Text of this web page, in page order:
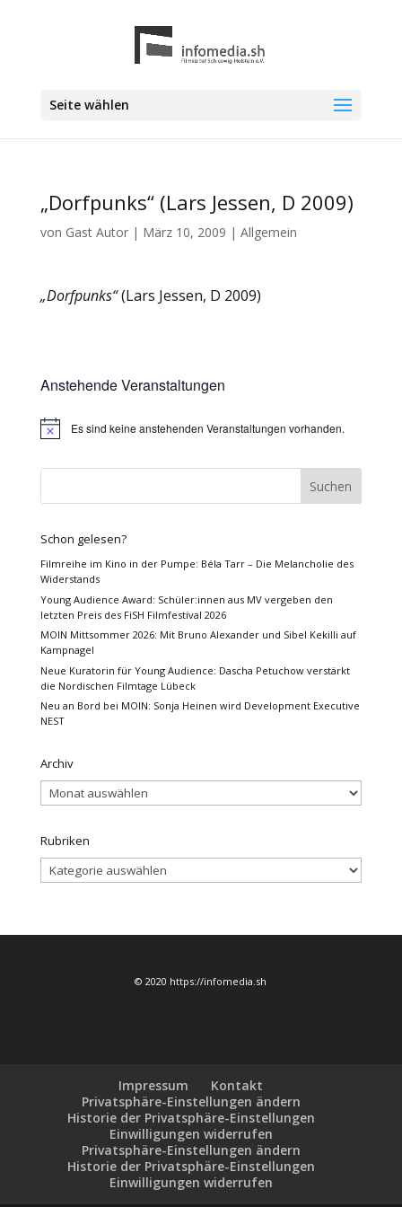
Seite wählen
„Dorfpunks“ (Lars Jessen, D 2009)
von Gast Autor| März 10, 2009 | Allgemein
„Dorfpunks“(Lars Jessen, D 2009)
Anstehende Veranstaltungen
HinweisEs sind keine anstehenden Veranstaltungen vorhanden.
Schon gelesen?
Filmreihe im Kino in der Pumpe: Béla Tarr – Die Melancholie des
Widerstands
Young Audience Award: Schüler:innen aus MV vergeben den
letzten Preis des FiSH Filmfestival 2026
MOIN Mittsommer 2026: Mit Bruno Alexander und Sibel Kekilli auf
Kampnagel
Neue Kuratorin für Young Audience: Dascha Petuchow verstärkt
die Nordischen Filmtage Lübeck
Neu an Bord bei MOIN: Sonja Heinen wird Development Executive
NEST
Archiv
Archiv
Rubriken
Rubriken
© 2020 https://infomedia.sh
Impressum
Kontakt
Privatsphäre-Einstellungen ändern
Historie der Privatsphäre-Einstellungen
Einwilligungen widerrufen
Privatsphäre-Einstellungen ändern
Historie der Privatsphäre-Einstellungen
Einwilligungen widerrufen